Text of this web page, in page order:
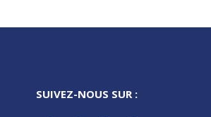
SUIVEZ-NOUS SUR :